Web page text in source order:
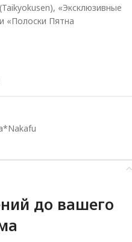
«Эксклюзивные
«Полоски Пятна
до вашего